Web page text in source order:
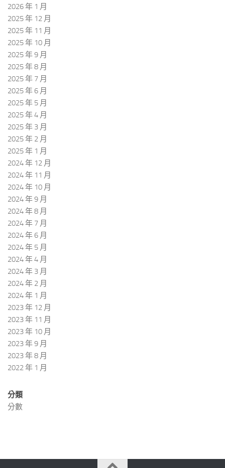
2026 年 1 月
2025 年 12 月
2025 年 11 月
2025 年 10 月
2025 年 9 月
2025 年 8 月
2025 年 7 月
2025 年 6 月
2025 年 5 月
2025 年 4 月
2025 年 3 月
2025 年 2 月
2025 年 1 月
2024 年 12 月
2024 年 11 月
2024 年 10 月
2024 年 9 月
2024 年 8 月
2024 年 7 月
2024 年 6 月
2024 年 5 月
2024 年 4 月
2024 年 3 月
2024 年 2 月
2024 年 1 月
2023 年 12 月
2023 年 11 月
2023 年 10 月
2023 年 9 月
2023 年 8 月
2022 年 1 月
分類
分數